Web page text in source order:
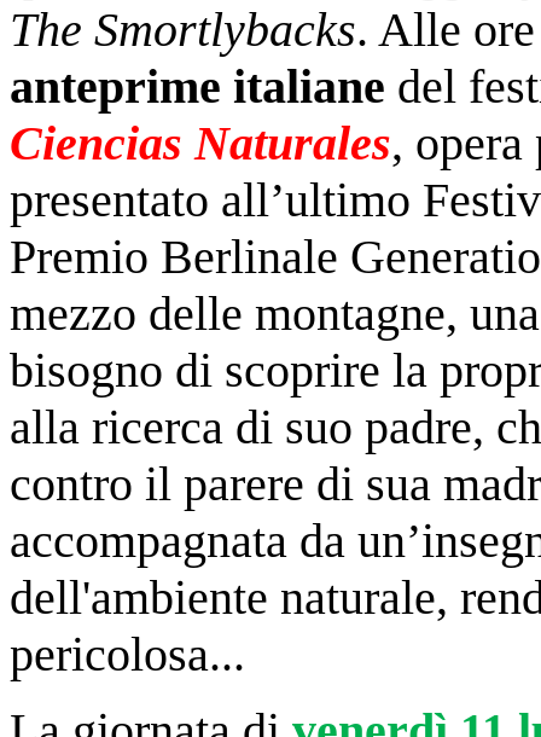
The Smortlybacks. Alle
anteprime italiane del
Ciencias Naturales,
presentato all’ultimo
Premio Berlinale
mezzo delle montagne,
bisogno di scoprire la
alla ricerca di suo padre,
contro il parere di sua
accompagnata da
dell'ambiente naturale,
pericolosa...